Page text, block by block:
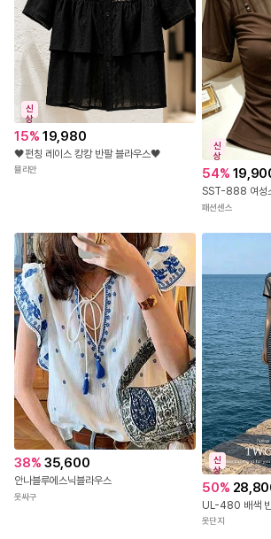
- 피팅 가이드
FREE (44~66)
[상의] : S(44~55) M(55~66) L(66~77) XL(77~88) 2XL(88~99)
[하의] : S(25~26) M(27~28) L(29~30) XL(31~32) 2XL(33~34)
- 위의 실측사이즈는 '단면의 길이'입니다. 참고해 주세요.
- 사이즈는 바닥에 놓은 상태로 측정하였으며, 측정방법에
있을 수 있습니다.
- 위 피팅 가이드는 평균적인 수치를 기재한 것이며, 상품마
Product Info
계절감 봄/가을 여름
착용감 슬림핏 적당함
신축성 없음 적당함
두께감 얇음 적당함
안감 부분안감
조금비침
신
상
15% 19,980
🖤펀칭 레이스 캉캉 반팔 블라우스🖤
뮬리안
신
상
54%
패션센스
38% 35,600
안나블루에스닉블라우스
옷싸구
신
상
50%
UL-480 배색 반
옷단지